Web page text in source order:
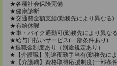
★各種社会保険完備
★健康診断
★交通費全額支給(勤務先により異なる)
★有給休暇
★車・バイク通勤可(勤務先により異な
★給与日払いサービス(一部条件あり)
★退職金制度あり（別途規定あり）
★【介護職】別途夜勤手当有(勤務先に
★【介護職】資格取得応援制度(一部条